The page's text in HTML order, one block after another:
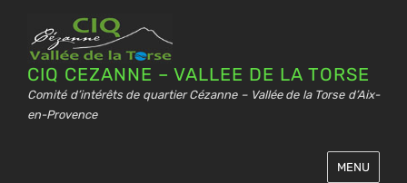
CIQ CEZANNE – VALLEE DE LA TORSE
Comité d’intérêts de quartier Cézanne – Vallée de la Torse d’Aix-
en-Provence
MENU